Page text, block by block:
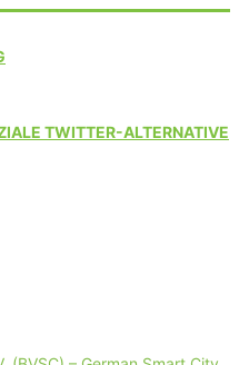
TWITTER-ALTERNATIVE